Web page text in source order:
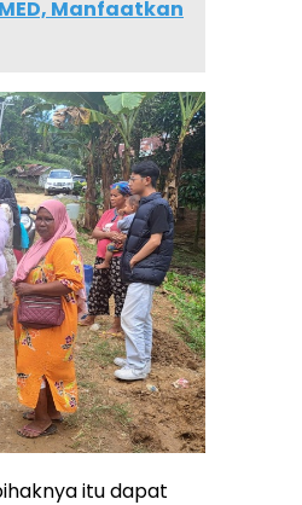
Manfaatkan
itu dapat